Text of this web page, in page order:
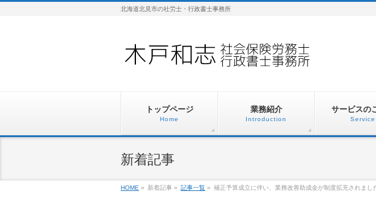
北海道北見市の社労士・行政書士事務所
トップページ
Home
業務紹介
Introduction
サービスの
Service
新着記事
HOME » 新着記事 » 記事一覧 » 補正予算成立に伴い、業務改善助成金が制度拡充されまし